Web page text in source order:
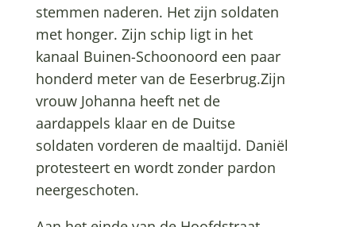
stemmen naderen. Het zijn soldaten
met honger. Zijn schip ligt in het
kanaal Buinen-Schoonoord een paar
honderd meter van de Eeserbrug.Zijn
vrouw Johanna heeft net de
aardappels klaar en de Duitse
soldaten vorderen de maaltijd. Daniël
protesteert en wordt zonder pardon
neergeschoten.